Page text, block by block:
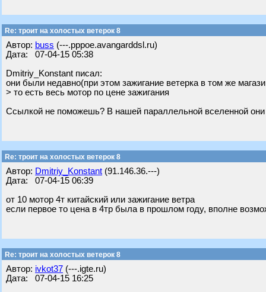
Re: троит на холостых ветерок 8
Автор: buss (---.pppoe.avangarddsl.ru)
Дата: 07-04-15 05:38
Dmitriy_Konstant писал:
они были недавно(при этом зажигание ветерка в том же
> то есть весь мотор по цене зажигания
Ссылкой не поможешь? В нашей параллельной вселенной они
Re: троит на холостых ветерок 8
Автор: Dmitriy_Konstant (91.146.36.---)
Дата: 07-04-15 06:39
от 10 мотор 4т китайский или зажигание ветра
если первое то цена в 4тр была в прошлом году, вполне
Re: троит на холостых ветерок 8
Автор: ivkot37 (---.igte.ru)
Дата: 07-04-15 16:25